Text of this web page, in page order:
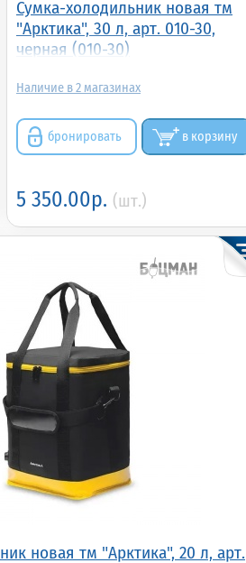
Сумка-холодильник новая тм
"Арктика", 30 л, арт. 010-30,
черная (010-30)
2
бронировать в корзину
5 350.00р. (шт.)
новая тм "Арктика", 20 л, арт.